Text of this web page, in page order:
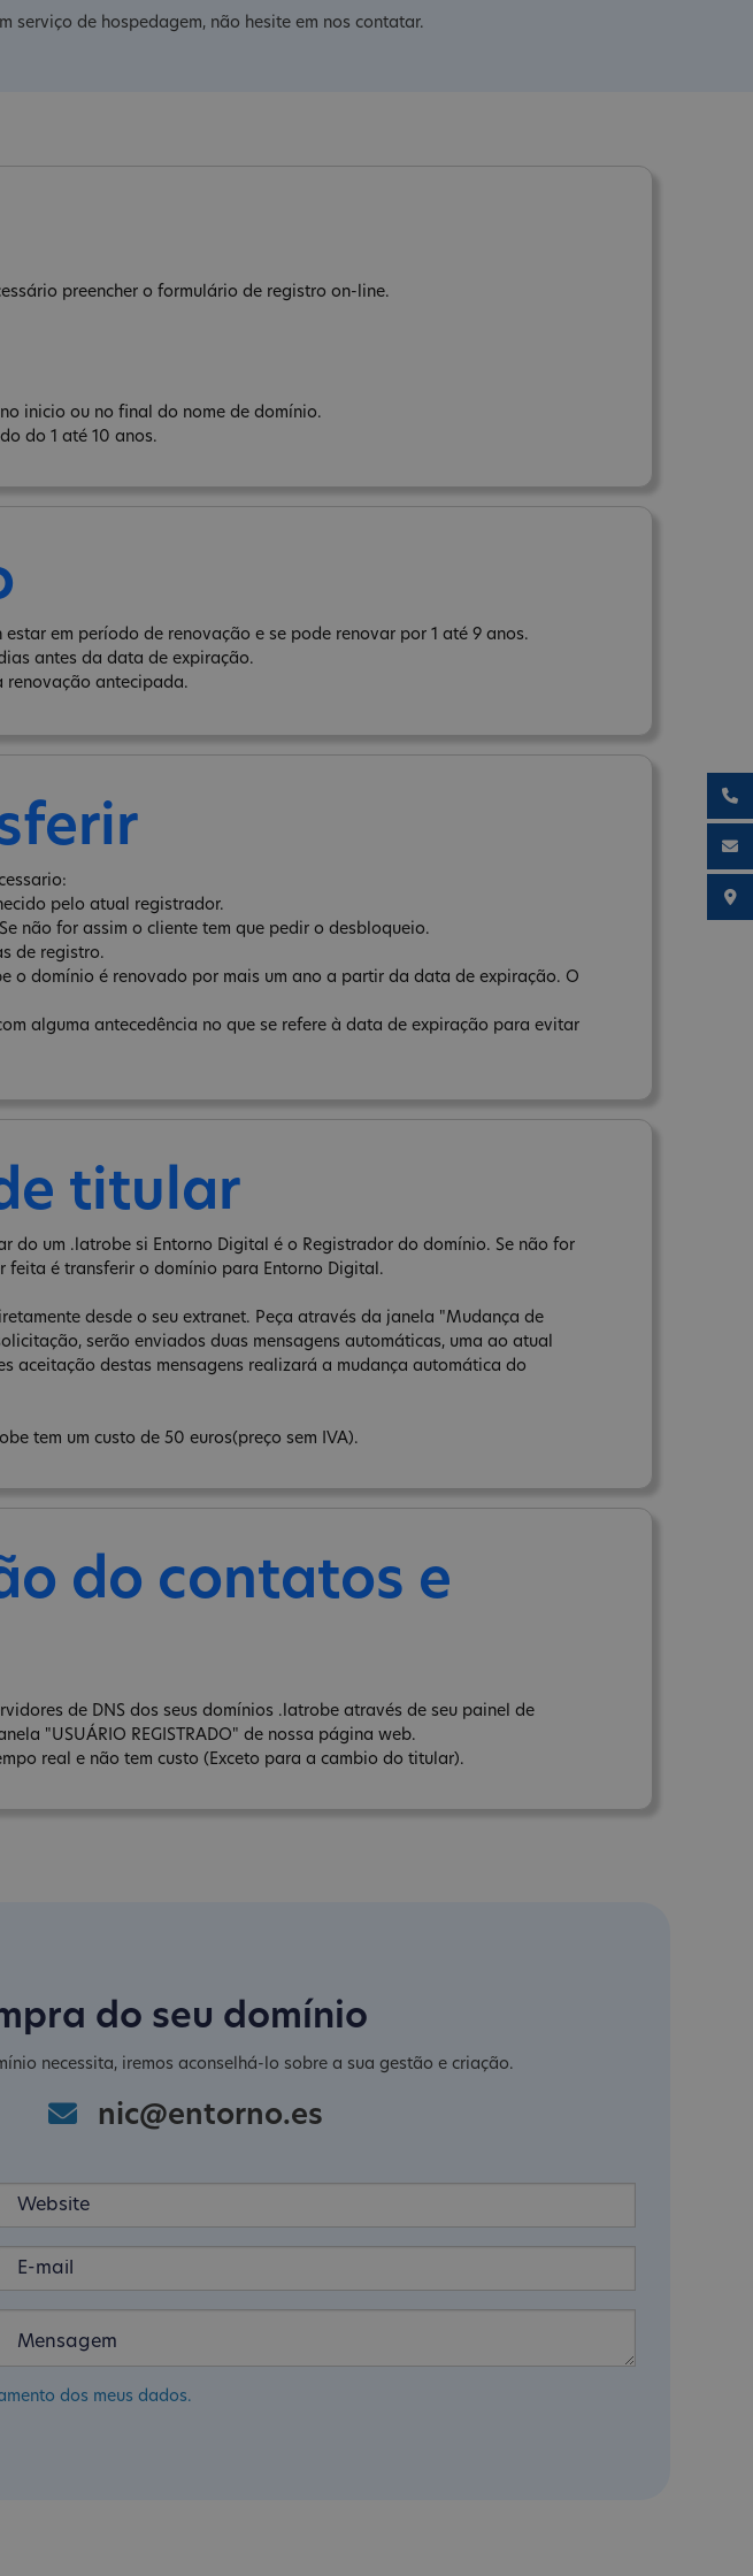
serviço de hospedagem, não hesite em nos contatar.
preencher o formulário de registro on-line.
inicio ou no final do nome de domínio.
do 1 até 10 anos.
em período de renovação e se pode renovar por 1 até 9 anos.
antes da data de expiração.
renovação antecipada.
pelo atual registrador.
não for assim o cliente tem que pedir o desbloqueio.
de registro.
o domínio é renovado por mais um ano a partir da data de expiração. O
alguma antecedência no que se refere à data de expiração para evitar
titular
do um .latrobe si Entorno Digital é o Registrador do domínio. Se não for
feita é transferir o domínio para Entorno Digital.
desde o seu extranet. Peça através da janela "Mudança de
serão enviados duas mensagens automáticas, uma ao atual
aceitação destas mensagens realizará a mudança automática do
tem um custo de 50 euros(preço sem IVA).
do contatos e
de DNS dos seus domínios .latrobe através de seu painel de
"USUÁRIO REGISTRADO" de nossa página web.
real e não tem custo (Exceto para a cambio do titular).
do seu domínio
necessita, iremos aconselhá-lo sobre a sua gestão e criação.
nic@entorno.es
dos meus dados.